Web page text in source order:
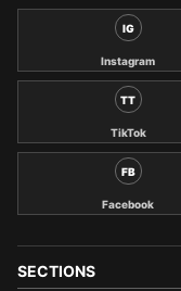
IG
Instagram
TT
TikTok
FB
Facebook
SECTIONS